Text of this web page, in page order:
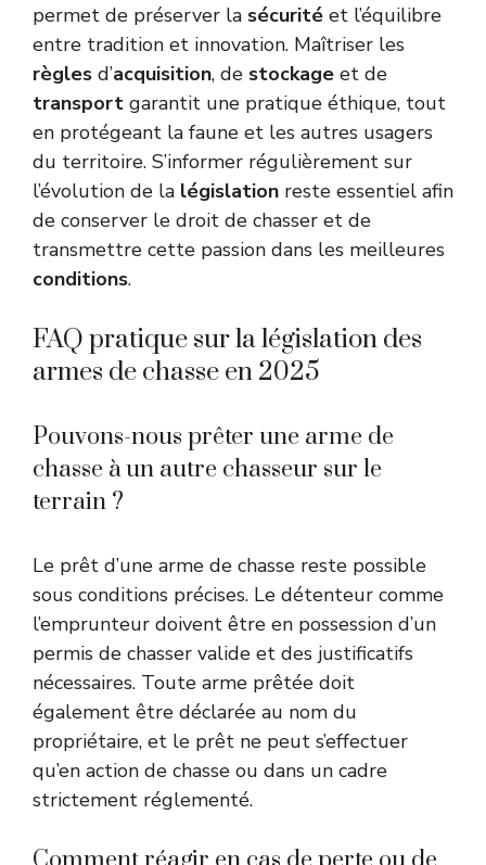
permet de préserver la sécurité et l’équilibre
entre tradition et innovation. Maîtriser les
règles d’acquisition, de stockage et de
transport garantit une pratique éthique, tout
en protégeant la faune et les autres usagers
du territoire. S’informer régulièrement sur
l’évolution de la législation reste essentiel afin
de conserver le droit de chasser et de
transmettre cette passion dans les meilleures
conditions.
FAQ pratique sur la législation des
armes de chasse en 2025
Pouvons-nous prêter une arme de
chasse à un autre chasseur sur le
terrain ?
Le prêt d’une arme de chasse reste possible
sous conditions précises. Le détenteur comme
l’emprunteur doivent être en possession d’un
permis de chasser valide et des justificatifs
nécessaires. Toute arme prêtée doit
également être déclarée au nom du
propriétaire, et le prêt ne peut s’effectuer
qu’en action de chasse ou dans un cadre
strictement réglementé.